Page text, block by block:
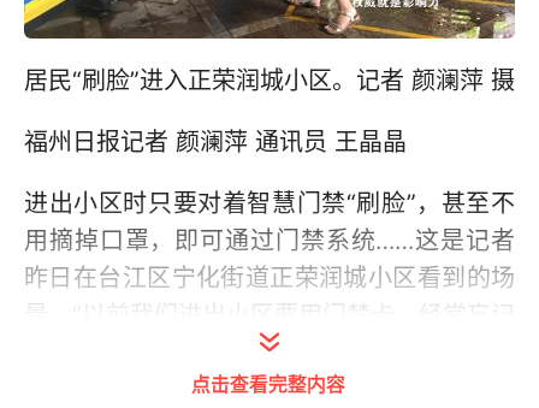
居民“刷脸”进入正荣润城小区。记者 颜澜萍 摄
福州日报记者 颜澜萍 通讯员 王晶晶
进出小区时只要对着智慧门禁“刷脸”，甚至不
用摘掉口罩，即可通过门禁系统……这是记者
昨日在台江区宁化街道正荣润城小区看到的场
景。“以前我们进出小区要用门禁卡，经常忘记
带不说，丢失了还担心被外人捡走，现在的智
慧门禁系统既方便又安全。”小区居民陈少宜连
点击查看完整内容